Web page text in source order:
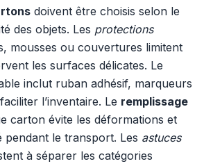
doivent être choisis selon le
des objets. Les protections
mousses ou couvertures limitent
les surfaces délicates. Le
inclut ruban adhésif, marqueurs
l’inventaire. Le remplissage
carton évite les déformations et
pendant le transport. Les astuces
à séparer les catégories